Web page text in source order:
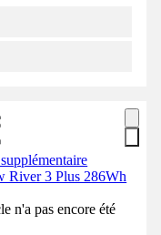
River 3 Plus 286Wh
n'a pas encore été